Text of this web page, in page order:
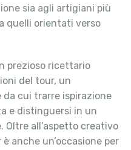
sia agli artigiani più
quelli orientati verso
prezioso ricettario
del tour, un
cui trarre ispirazione
e distinguersi in un
Oltre all’aspetto creativo
anche un’occasione per